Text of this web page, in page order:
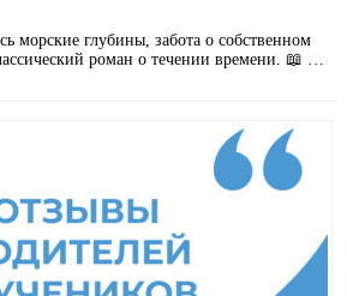
морские глубины, забота о собственном
роман о течении времени. 📖 …